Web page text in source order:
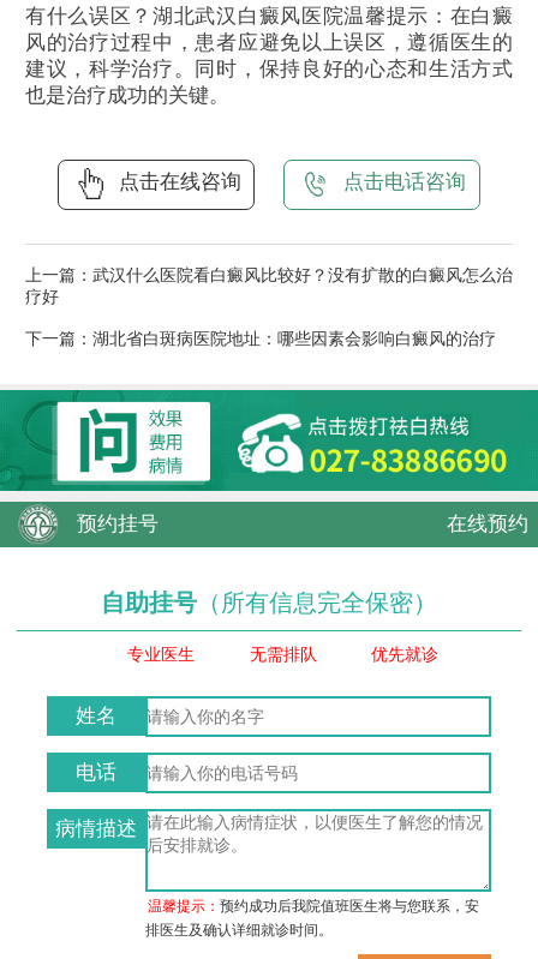
有什么误区？湖北武汉白癜风医院温馨提示：在白癜
风的治疗过程中，患者应避免以上误区，遵循医生的
建议，科学治疗。同时，保持良好的心态和生活方式
也是治疗成功的关键。
点击在线咨询 点击电话咨询
上一篇： 武汉什么医院看白癜风比较好？没有扩散的白癜风怎么治
疗好
下一篇： 湖北省白斑病医院地址：哪些因素会影响白癜风的治疗
预约挂号 在线预约
自助挂号 （所有信息完全保密）
专业医生 无需排队 优先就诊
姓名
电话
病情描述
温馨提示：预约成功后我院值班医生将与您联系，安
排医生及确认详细就诊时间。